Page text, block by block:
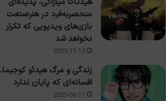
منحصربه‌فرد در هنرصنعت
بازی‌های ویدیویی که تکرار
نخواهد شد
2025-11-13
زندگی و مرگ هیدئو کوجیما،
افسانه‌ای که پایان ندارد
2025-06-11